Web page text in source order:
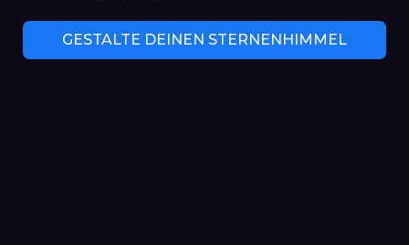
GESTALTE DEINEN STERNENHIMMEL